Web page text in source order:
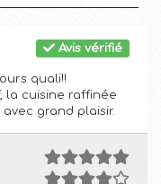
Avis vérifié
quali!!
la cuisine raffinée
grand plaisir.